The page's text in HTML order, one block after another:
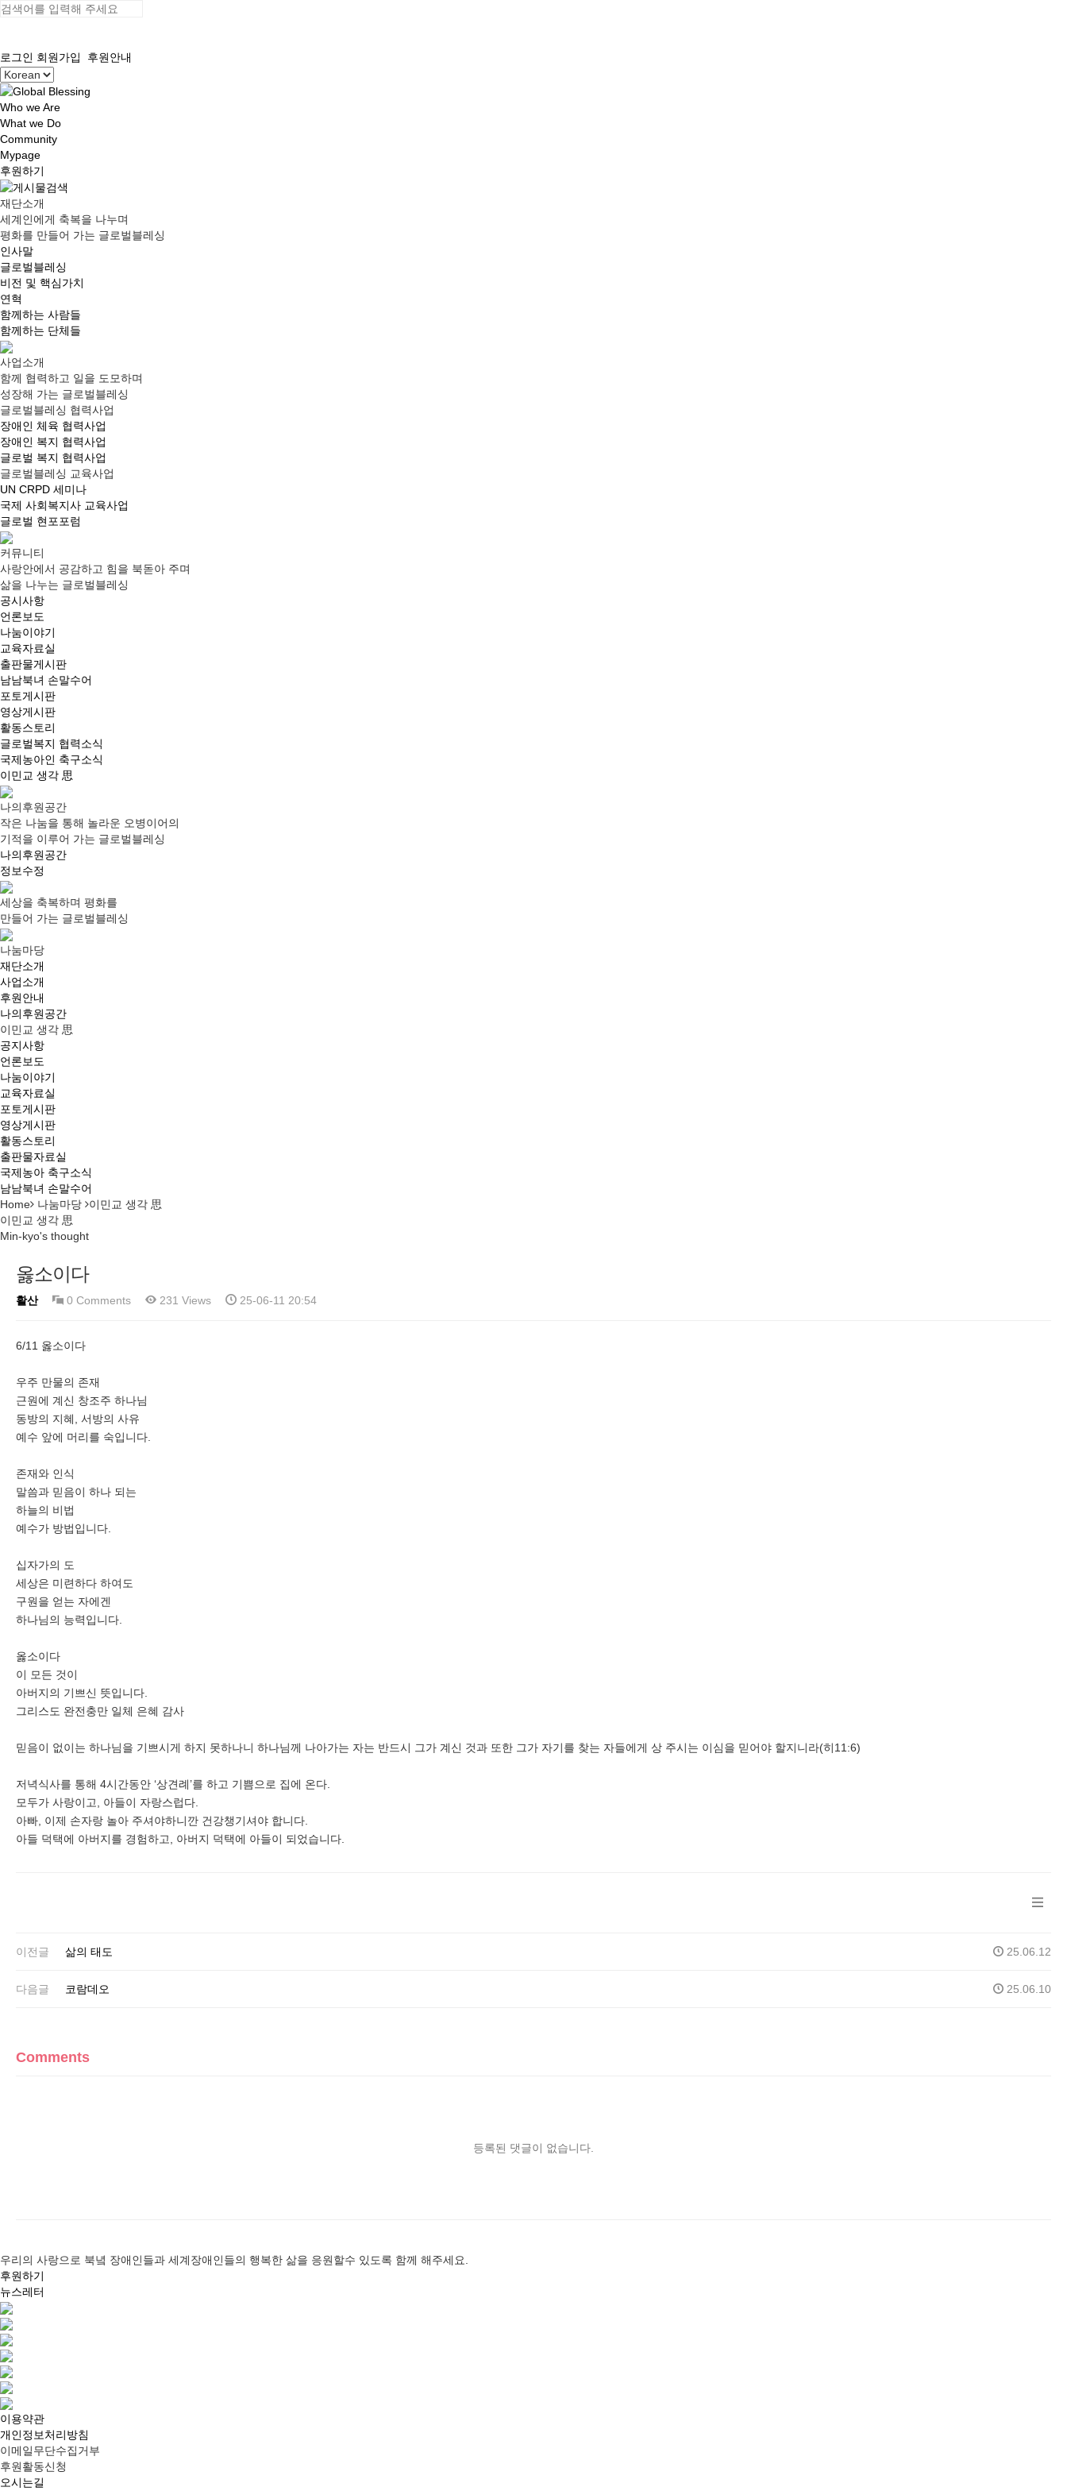
로그인 회원가입 후원안내
Who we Are
What we Do
Community
Mypage
후원하기
재단소개
세계인에게 축복을 나누며
평화를 만들어 가는 글로벌블레싱
인사말
글로벌블레싱
비전 및 핵심가치
연혁
함께하는 사람들
함께하는 단체들
사업소개
함께 협력하고 일을 도모하며
성장해 가는 글로벌블레싱
글로벌블레싱 협력사업
장애인 체육 협력사업
장애인 복지 협력사업
글로벌 복지 협력사업
글로벌블레싱 교육사업
UN CRPD 세미나
국제 사회복지사 교육사업
글로벌 현포포럼
커뮤니티
사랑안에서 공감하고 힘을 북돋아 주며
삶을 나누는 글로벌블레싱
공시사항
언론보도
나눔이야기
교육자료실
출판물게시판
남남북녀 손말수어
포토게시판
영상게시판
활동스토리
글로벌복지 협력소식
국제농아인 축구소식
이민교 생각 思
나의후원공간
작은 나눔을 통해 놀라운 오병이어의
기적을 이루어 가는 글로벌블레싱
나의후원공간
정보수정
세상을 축복하며 평화를
만들어 가는 글로벌블레싱
나눔마당
재단소개
사업소개
후원안내
나의후원공간
이민교 생각 思
공지사항
언론보도
나눔이야기
교육자료실
포토게시판
영상게시판
활동스토리
출판물자료실
국제농아 축구소식
남남북녀 손말수어
Home
나눔마당
이민교 생각 思
이민교 생각 思
Min-kyo's thought
옳소이다
활산 0 Comments 231 Views 25-06-11 20:54
6/11 옳소이다
우주 만물의 존재
근원에 계신 창조주 하나님
동방의 지혜, 서방의 사유
예수 앞에 머리를 숙입니다.
존재와 인식
말씀과 믿음이 하나 되는
하늘의 비법
예수가 방법입니다.
십자가의 도
세상은 미련하다 하여도
구원을 얻는 자에겐
하나님의 능력입니다.
옳소이다
이 모든 것이
아버지의 기쁘신 뜻입니다.
그리스도 완전충만 일체 은혜 감사
믿음이 없이는 하나님을 기쁘시게 하지 못하나니 하나님께 나아가는 자는 반드시 그가 계신 것과 또한 그가 자기를 찾는 자들에게 상 주시는 이심을 믿어야 할지니라(히11:6)
저녁식사를 통해 4시간동안 ‘상견례’를 하고 기쁨으로 집에 온다.
모두가 사랑이고, 아들이 자랑스럽다.
아빠, 이제 손자랑 놀아 주셔야하니깐 건강챙기셔야 합니다.
아들 덕택에 아버지를 경험하고, 아버지 덕택에 아들이 되었습니다.
이전글 삶의 태도 25.06.12
다음글 코람데오 25.06.10
Comments
등록된 댓글이 없습니다.
우리의 사랑으로 북녘 장애인들과 세계장애인들의 행복한 삶을 응원할수 있도록 함께 해주세요.
후원하기
뉴스레터
이용약관
개인정보처리방침
이메일무단수집거부
후원활동신청
오시는길